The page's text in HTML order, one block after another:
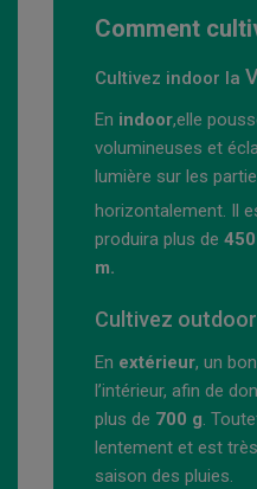
Comment
Cultivez indoor la
En indoor,elle
volumineuses et
lumière sur les
horizontalement. Il
produira plus de
m.
Cultivez outdoor
En extérieur, un bon
l’intérieur, afin de
plus de 700 g.
lentement et est
saison des pluies.